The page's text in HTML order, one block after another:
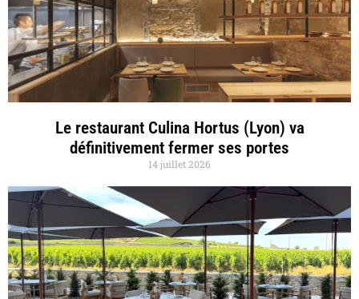
Le restaurant Culina Hortus (Lyon) va
définitivement fermer ses portes
14 juillet 2026